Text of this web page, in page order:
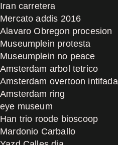
Iran carretera
Mercato addis 2016
Alavaro Obregon procesion
Museumplein protesta
Museumplein no peace
Amsterdam arbol tetrico
Amsterdam overtoon intifada
Amsterdam ring
eye museum
Han trio roode bioscoop
Mardonio Carballo